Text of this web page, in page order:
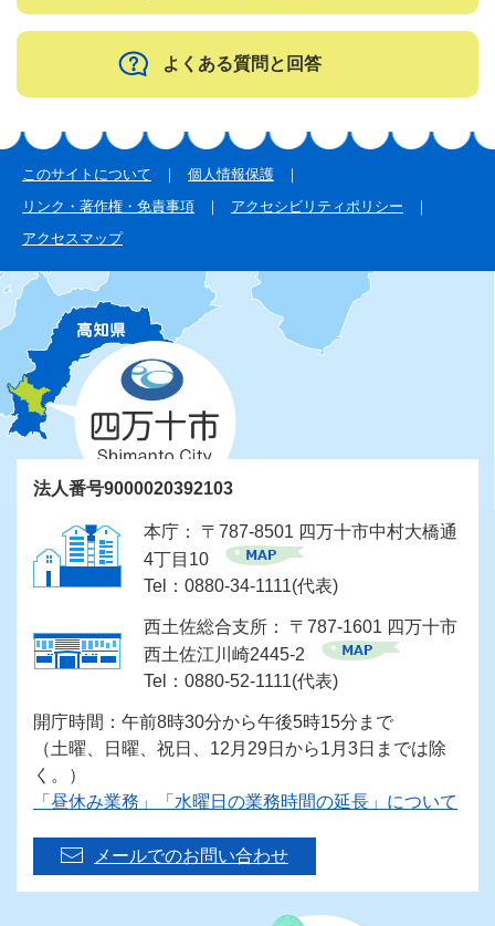
よくある質問と回答
このサイトについて
個人情報保護
リンク・著作権・免責事項
アクセシビリティポリシー
アクセスマップ
法人番号9000020392103
本庁： 〒787-8501 四万十市中村大橋通
4丁目10
Tel：0880-34-1111(代表)
西土佐総合支所： 〒787-1601 四万十市
西土佐江川崎2445-2
Tel：0880-52-1111(代表)
開庁時間：午前8時30分から午後5時15分まで
（土曜、日曜、祝日、12月29日から1月3日までは除
く。）
「昼休み業務」「水曜日の業務時間の延長」について
メールでのお問い合わせ